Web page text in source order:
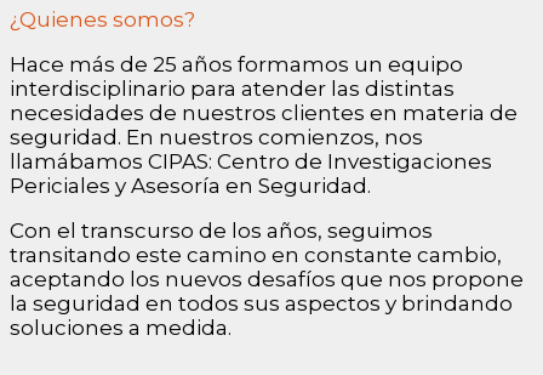
¿Quienes somos?
Hace más de 25 años formamos un equipo
interdisciplinario para atender las distintas
necesidades de nuestros clientes en materia de
seguridad. En nuestros comienzos, nos
llamábamos CIPAS: Centro de Investigaciones
Periciales y Asesoría en Seguridad.
Con el transcurso de los años, seguimos
transitando este camino en constante cambio,
aceptando los nuevos desafíos que nos propone
la seguridad en todos sus aspectos y brindando
soluciones a medida.